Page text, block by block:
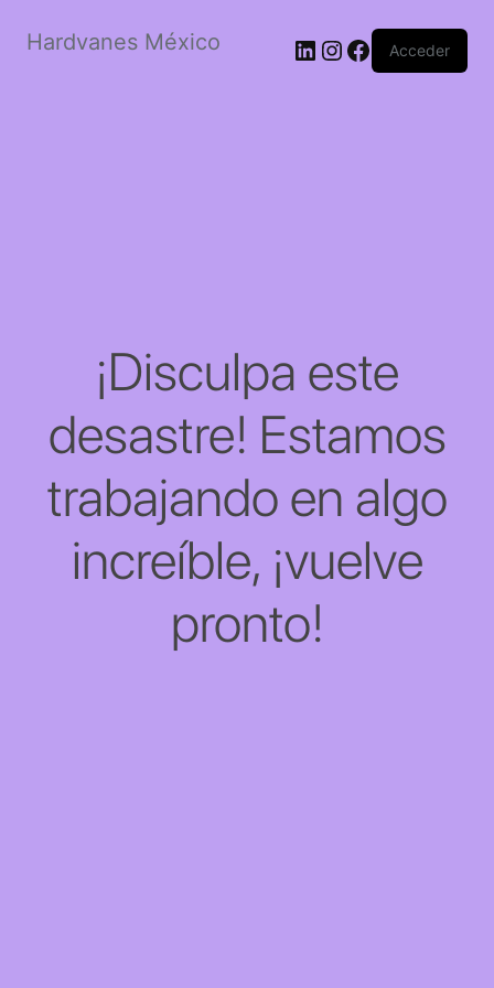
Hardvanes México LinkedIn
Instagram
Facebook
Acceder
¡Disculpa este
desastre! Estamos
trabajando en algo
increíble, ¡vuelve
pronto!